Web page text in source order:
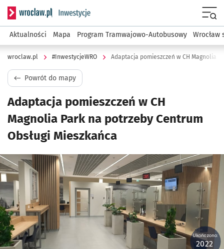
Serwis informacyjny wroclaw.pl podserwis:
Aktualności Mapa Program Tramwajowo-Autobusowy Wrocław
wroclaw.pl #InwestycjeWRO
Powrót do mapy
Adaptacja pomieszczeń w CH
Magnolia Park na potrzeby Centrum
Obsługi Mieszkańca
Kliknij, aby powiększyć
Ukończono:
2022